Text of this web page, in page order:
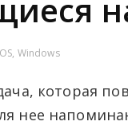
, Windows
которая
нее